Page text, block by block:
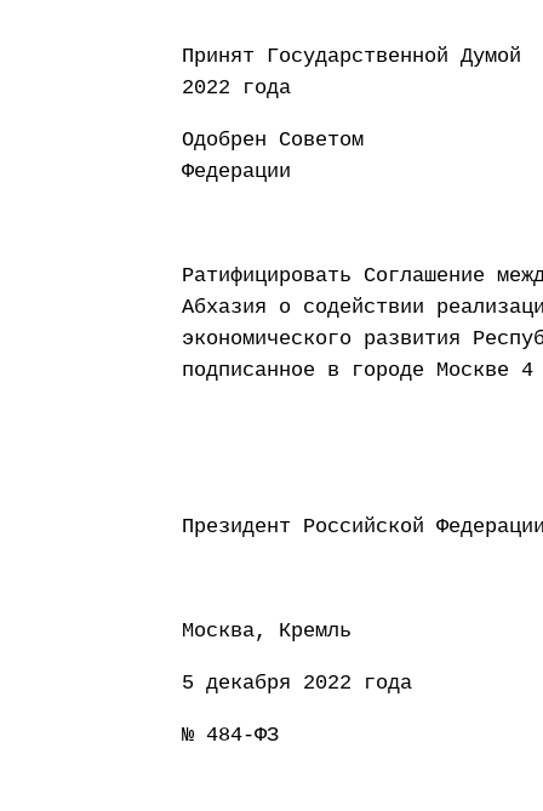
Принят
2022 года
Одобрен Советом
Федерации 30
Ратифицировать Соглашение
Абхазия о содействии
экономического развития
подписанное в городе Москве
Президент
Москва, Кремль
5 декабря 2022 года
№ 484-ФЗ